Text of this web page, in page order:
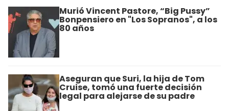
Murió Vincent Pastore, “Big Pussy”
Bonpensiero en "Los Sopranos", a los
80 años
Aseguran que Suri, la hija de Tom
Cruise, tomó una fuerte decisión
legal para alejarse de su padre